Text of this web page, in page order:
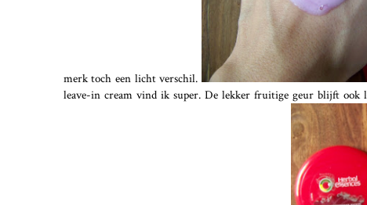
merk toch een licht verschil.
leave-in cream vind ik super. De lekker fruitige geur blijft ook